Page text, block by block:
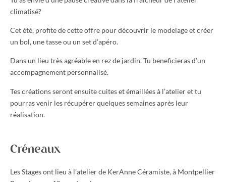
climatisé?
Cet été, profite de cette offre pour découvrir le modelage et créer
un bol, une tasse ou un set d’apéro.
Dans un lieu très agréable en rez de jardin, Tu beneficieras d’un
accompagnement personnalisé.
Tes créations seront ensuite cuites et émaillées à l’atelier et tu
pourras venir les récupérer quelques semaines après leur
réalisation.
Créneaux
Les Stages ont lieu à l’atelier de KerAnne Céramiste, à Montpellier